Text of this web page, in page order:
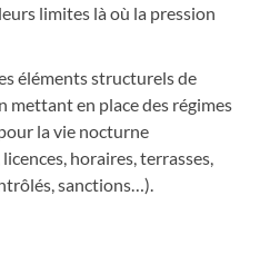
limites là où la pression
éléments structurels de
mettant en place des régimes
la vie nocturne
horaires, terrasses,
sanctions…).